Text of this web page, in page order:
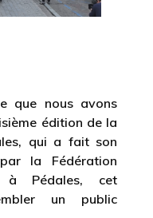
que nous avons
édition de la
qui a fait son
la Fédération
à Pédales, cet
un public